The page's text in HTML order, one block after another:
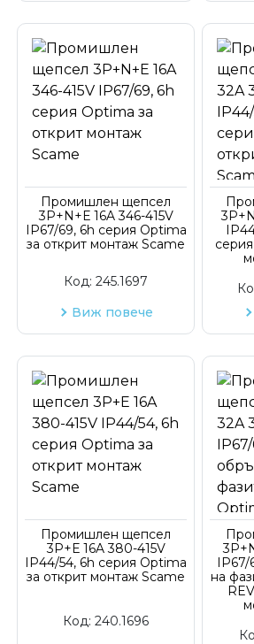
Промишлен щепсел
3P+N+Е 16A 346-415V
IP67/69, 6h серия Optima
за открит монтаж Scame
Код: 245.1697
Виж повече
Промишлен щепсел
3P+Е 16A 380-415V
IP44/54, 6h серия Optima
за открит монтаж Scame
Код: 240.1696
IP67/
на